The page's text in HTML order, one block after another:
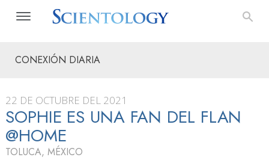
CONEXIÓN DIARIA
22 DE OCTUBRE DEL 2021
SOPHIE ES UNA FAN DEL FLAN
@HOME
TOLUCA, MÉXICO